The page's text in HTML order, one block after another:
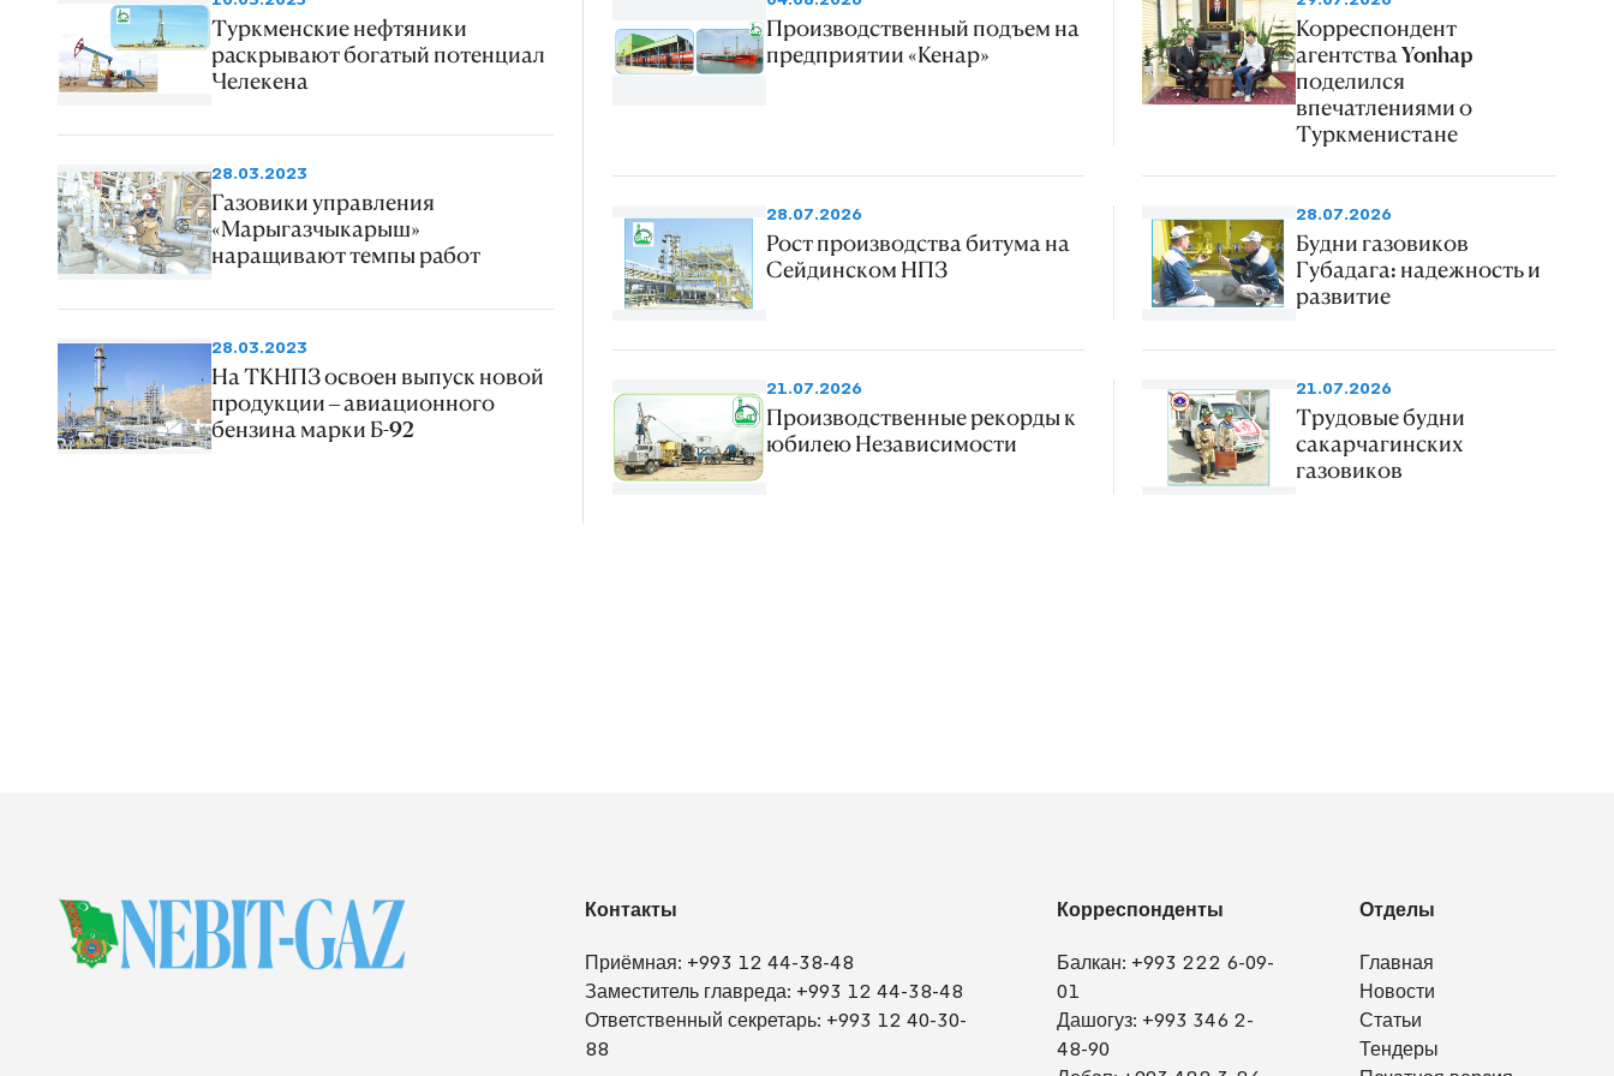
Туркменские нефтяники
раскрывают богатый потенциал
Челекена
28.03.2023
Газовики управления
«Марыгазчыкарыш»
наращивают темпы работ
28.03.2023
На ТКНПЗ освоен выпуск новой
продукции – авиационного
бензина марки Б-92
Производственный подъем на
предприятии «Кенар»
Корреспондент
агентства Yonhap
поделился
впечатлениями о
Туркменистане
28.07.2026
Рост производства битума на
Сейдинском НПЗ
28.07.2026
Будни газовиков
Губадага: надежность и
развитие
21.07.2026
Производственные рекорды к
юбилею Независимости
21.07.2026
Трудовые будни
сакарчагинских
газовиков
Контакты
Приёмная: +993 12 44-38-48
Заместитель главреда: +993 12 44-38-48
Ответственный секретарь: +993 12 40-30-
88
Корреспонденты
Балкан: +993 222 6-09-
01
Дашогуз: +993 346 2-
48-90
Отделы
Главная
Новости
Статьи
Тендеры